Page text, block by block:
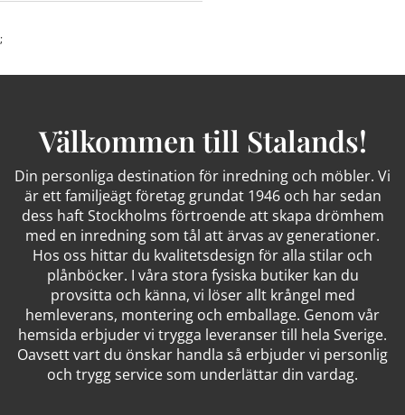
;
Välkommen till Stalands!
Din personliga destination för inredning och möbler. Vi
är ett familjeägt företag grundat 1946 och har sedan
dess haft Stockholms förtroende att skapa drömhem
med en inredning som tål att ärvas av generationer.
Hos oss hittar du kvalitetsdesign för alla stilar och
plånböcker. I våra stora fysiska butiker kan du
provsitta och känna, vi löser allt krångel med
hemleverans, montering och emballage. Genom vår
hemsida erbjuder vi trygga leveranser till hela Sverige.
Oavsett vart du önskar handla så erbjuder vi personlig
och trygg service som underlättar din vardag.